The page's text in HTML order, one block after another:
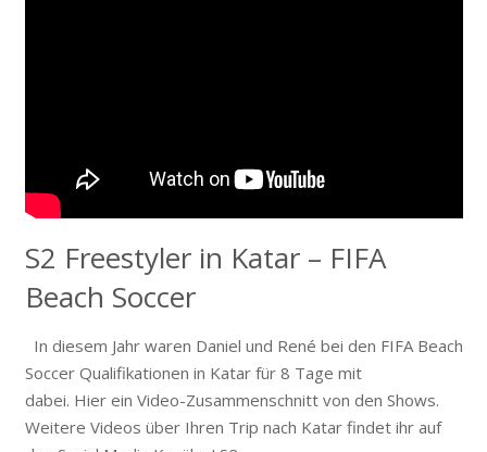
S2 Freestyler in Katar – FIFA
Beach Soccer
In diesem Jahr waren Daniel und René bei den FIFA Beach
Soccer Qualifikationen in Katar für 8 Tage mit
dabei. Hier ein Video-Zusammenschnitt von den Shows.
Weitere Videos über Ihren Trip nach Katar findet ihr auf